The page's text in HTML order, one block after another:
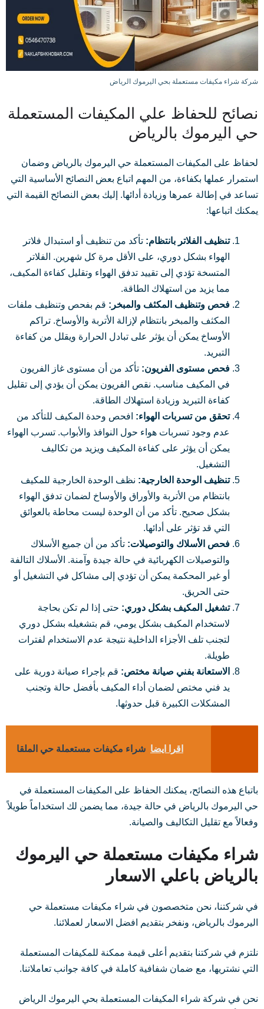
شركة شراء مكيفات مستعملة بحي اليرموك الرياض
نصائح للحفاظ علي المكيفات المستعملة
حي اليرموك بالرياض
لحفاظ على المكيفات المستعملة حي اليرموك بالرياض وضمان
استمرار عملها بكفاءة، من المهم اتباع بعض النصائح الأساسية التي
تساعد في إطالة عمرها وزيادة أدائها. إليك بعض النصائح القيمة التي
يمكنك اتباعها:
تنظيف الفلاتر بانتظام:تأكد من تنظيف أو استبدال فلاتر
الهواء بشكل دوري، على الأقل مرة كل شهرين. الفلاتر
المتسخة تؤدي إلى تقييد تدفق الهواء وتقليل كفاءة المكيف،
مما يزيد من استهلاك الطاقة.
فحص وتنظيف المكثف والمبخر: قم بفحص وتنظيف ملفات
المكثف والمبخر بانتظام لإزالة الأتربة والأوساخ. تراكم
الأوساخ يمكن أن يؤثر على تبادل الحرارة ويقلل من كفاءة
التبريد.
فحص مستوى الفريون:تأكد من أن مستوى غاز الفريون
في المكيف مناسب. نقص الفريون يمكن أن يؤدي إلى تقليل
كفاءة التبريد وزيادة استهلاك الطاقة.
تحقق من تسربات الهواء:افحص وحدة المكيف للتأكد من
عدم وجود تسربات هواء حول النوافذ والأبواب. تسرب الهواء
يمكن أن يؤثر على كفاءة المكيف ويزيد من تكاليف
التشغيل.
تنظيف الوحدة الخارجية:نظف الوحدة الخارجية للمكيف
بانتظام من الأتربة والأوراق والأوساخ لضمان تدفق الهواء
بشكل صحيح. تأكد من أن الوحدة ليست محاطة بالعوائق
التي قد تؤثر على أدائها.
فحص الأسلاك والتوصيلات:تأكد من أن جميع الأسلاك
والتوصيلات الكهربائية في حالة جيدة وآمنة. الأسلاك التالفة
أو غير المحكمة يمكن أن تؤدي إلى مشاكل في التشغيل أو
حتى الحريق.
تشغيل المكيف بشكل دوري:حتى إذا لم تكن بحاجة
لاستخدام المكيف بشكل يومي، قم بتشغيله بشكل دوري
لتجنب تلف الأجزاء الداخلية نتيجة عدم الاستخدام لفترات
طويلة.
الاستعانة بفني صيانة مختص:قم بإجراء صيانة دورية على
يد فني مختص لضمان أداء المكيف بأفضل حالة وتجنب
المشكلات الكبيرة قبل حدوثها.
اقرا ايضا شراء مكيفات مستعملة حي الملقا
باتباع هذه النصائح، يمكنك الحفاظ على المكيفات المستعملة في
حي اليرموك بالرياض في حالة جيدة، مما يضمن لك استخداماً طويلاً
وفعالاً مع تقليل التكاليف والصيانة.
شراء مكيفات مستعملة حي اليرموك
بالرياض باعلي الاسعار
في شركتنا، نحن متخصصون في شراء مكيفات مستعملة حي
اليرموك بالرياض، ونفخر بتقديم افضل الاسعار لعملائنا.
نلتزم في شركتنا بتقديم أعلى قيمة ممكنة للمكيفات المستعملة
التي نشتريها، مع ضمان شفافية كاملة في كافة جوانب تعاملاتنا.
نحن في شركة شراء المكيفات المستعملة بحي اليرموك الرياض